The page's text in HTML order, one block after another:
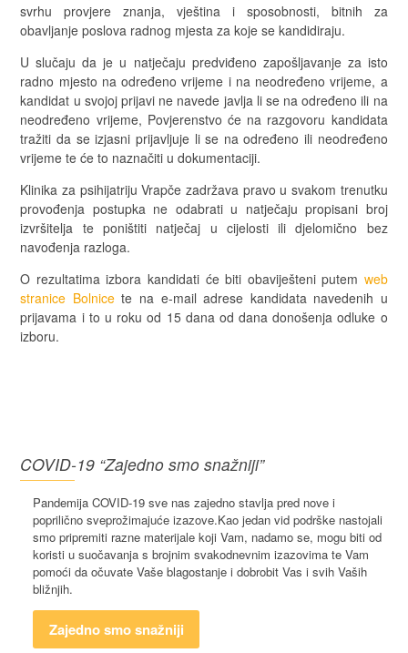
svrhu provjere znanja, vještina i sposobnosti, bitnih za
obavljanje poslova radnog mjesta za koje se kandidiraju.
U slučaju da je u natječaju predviđeno zapošljavanje za isto
radno mjesto na određeno vrijeme i na neodređeno vrijeme, a
kandidat u svojoj prijavi ne navede javlja li se na određeno ili na
neodređeno vrijeme, Povjerenstvo će na razgovoru kandidata
tražiti da se izjasni prijavljuje li se na određeno ili neodređeno
vrijeme te će to naznačiti u dokumentaciji.
Klinika za psihijatriju Vrapče zadržava pravo u svakom trenutku
provođenja postupka ne odabrati u natječaju propisani broj
izvršitelja te poništiti natječaj u cijelosti ili djelomično bez
navođenja razloga.
O rezultatima izbora kandidati će biti obaviješteni putem web
stranice Bolnicete na e-mail adrese kandidata navedenih u
prijavama i to u roku od 15 dana od dana donošenja odluke o
izboru.
COVID-19 “Zajedno smo snažniji”
Pandemija COVID-19 sve nas zajedno stavlja pred nove i
poprilično sveprožimajuće izazove.Kao jedan vid podrške nastojali
smo pripremiti razne materijale koji Vam, nadamo se, mogu biti od
koristi u suočavanja s brojnim svakodnevnim izazovima te Vam
pomoći da očuvate Vaše blagostanje i dobrobit Vas i svih Vaših
bližnjih.
Zajedno smo snažniji